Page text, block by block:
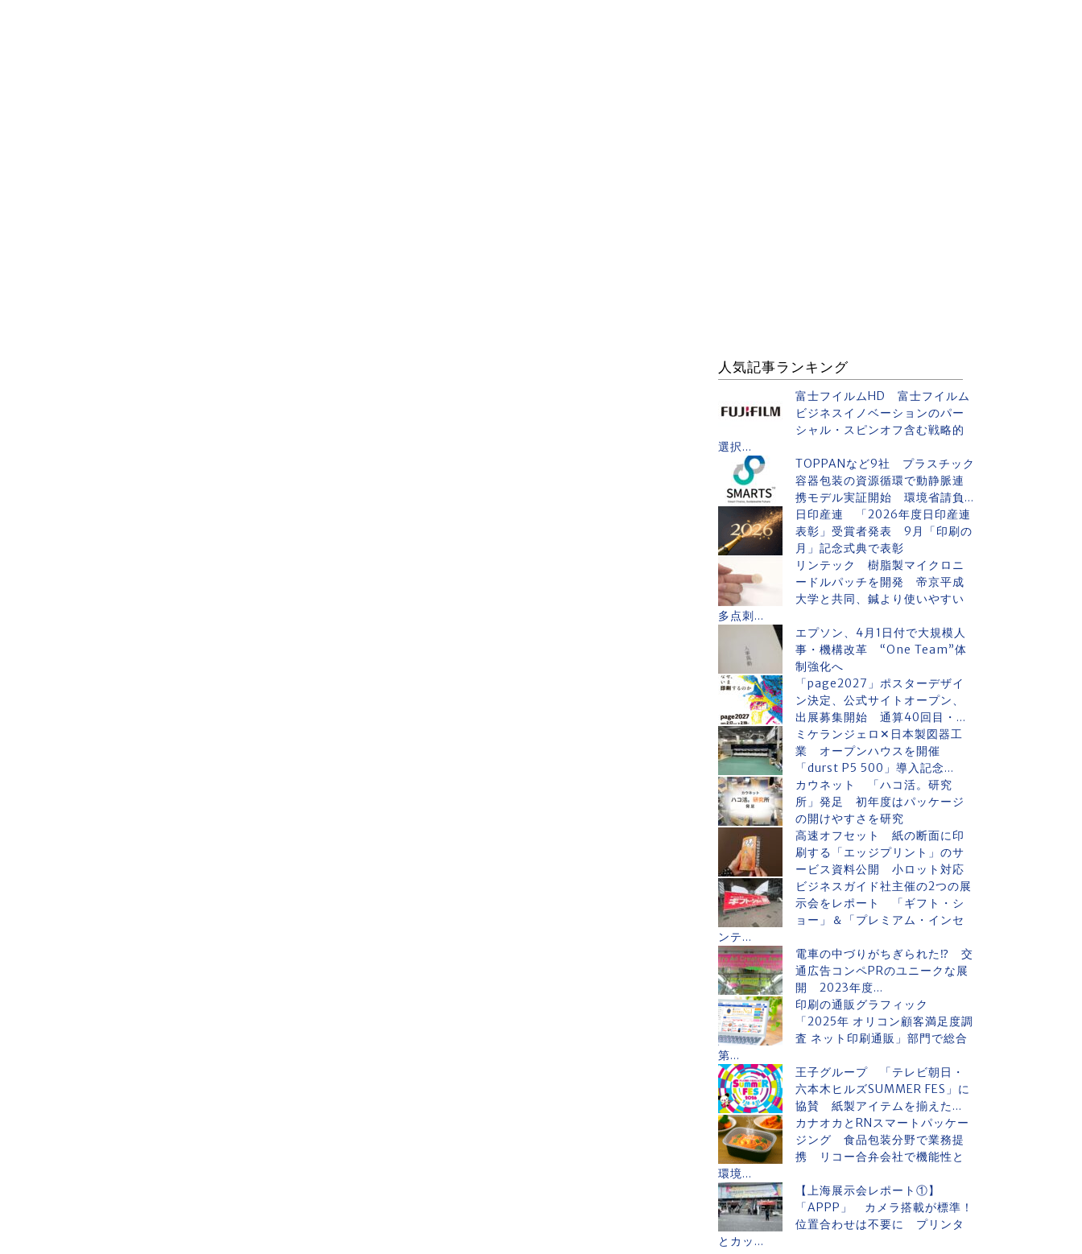
人気記事ランキング
富士フイルムHD 富士フイルム
ビジネスイノベーションのパー
シャル・スピンオフ含む戦略的
選択...
TOPPANなど9社 プラスチック
容器包装の資源循環で動静脈連
携モデル実証開始 環境省請負...
日印産連 「2026年度日印産連
表彰」受賞者発表 9月「印刷の
月」記念式典で表彰
リンテック 樹脂製マイクロニ
ードルパッチを開発 帝京平成
大学と共同、鍼より使いやすい
多点刺...
エプソン、4月1日付で大規模人
事・機構改革 “One Team”体
制強化へ
「page2027」ポスターデザイ
ン決定、公式サイトオープン、
出展募集開始 通算40回目・...
ミケランジェロ✕日本製図器工
業 オープンハウスを開催
「durst P5 500」導入記念...
カウネット 「ハコ活。研究
所」発足 初年度はパッケージ
の開けやすさを研究
高速オフセット 紙の断面に印
刷する「エッジプリント」のサ
ービス資料公開 小ロット対応
ビジネスガイド社主催の2つの展
示会をレポート 「ギフト・シ
ョー」＆「プレミアム・インセ
ンテ...
電車の中づりがちぎられた⁉ 交
通広告コンペPRのユニークな展
開 2023年度...
印刷の通販グラフィック
「2025年 オリコン顧客満足度調
査 ネット印刷通販」部門で総合
第...
王子グループ 「テレビ朝日・
六本木ヒルズSUMMER FES」に
協賛 紙製アイテムを揃えた...
カナオカとRNスマートパッケー
ジング 食品包装分野で業務提
携 リコー合弁会社で機能性と
環境...
【上海展示会レポート①】
「APPP」 カメラ搭載が標準！
位置合わせは不要に プリンタ
とカッ...